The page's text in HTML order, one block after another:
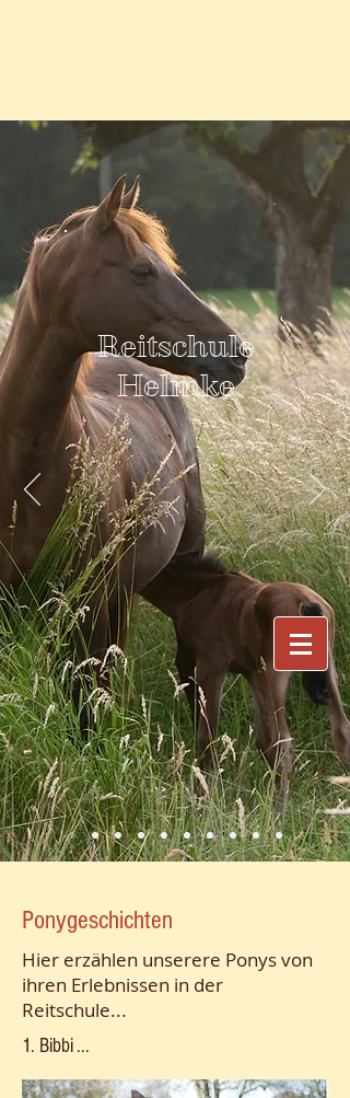
REITSCHULE HELMKE
Reitschule
Helmke
Ponygeschichten
Hier erzählen unserere Ponys von
ihren Erlebnissen in der
Reitschule...
1. Bibbi ...